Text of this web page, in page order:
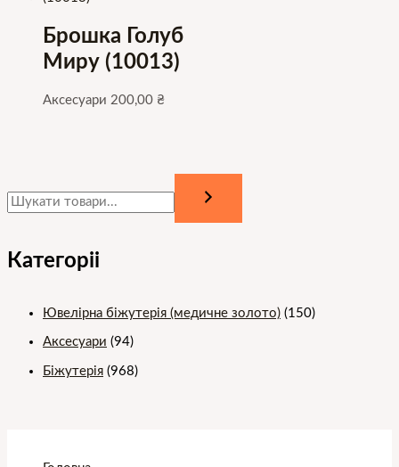
Категоріі
Ювелірна біжутерія (медичне золото) (150)
Аксесуари (94)
Біжутерія (968)
Брошка Голуб
Миру (10013)
Аксесуари 200,00 ₴